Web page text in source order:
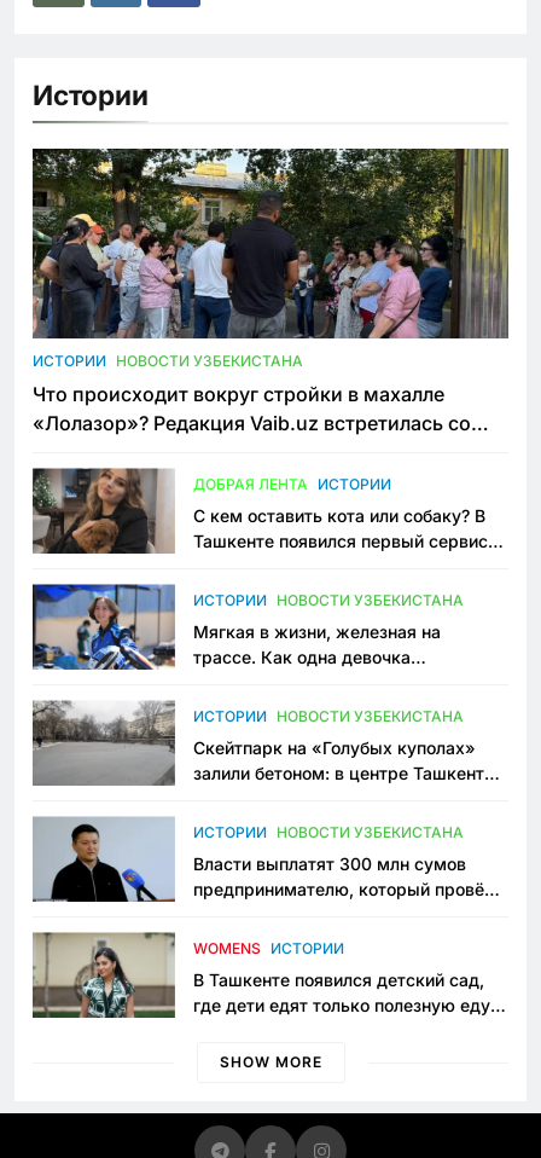
Истории
ИСТОРИИ НОВОСТИ УЗБЕКИСТАНА
Что происходит вокруг стройки в махалле
«Лолазор»? Редакция Vaib.uz встретилась со
ДОБРАЯ ЛЕНТА ИСТОРИИ
С кем оставить кота или собаку? В
Ташкенте появился первый сервис
ИСТОРИИ НОВОСТИ УЗБЕКИСТАНА
Мягкая в жизни, железная на
трассе. Как одна девочка
Узбекистане
ИСТОРИИ НОВОСТИ УЗБЕКИСТАНА
Скейтпарк на «Голубых куполах»
залили бетоном: в центре Ташкента
пространство
ИСТОРИИ НОВОСТИ УЗБЕКИСТАНА
Власти выплатят 300 млн сумов
предпринимателю, который провёл
приговору
WOMENS ИСТОРИИ
В Ташкенте появился детский сад,
где дети едят только полезную еду.
просить «кашу без сахара»
SHOW MORE